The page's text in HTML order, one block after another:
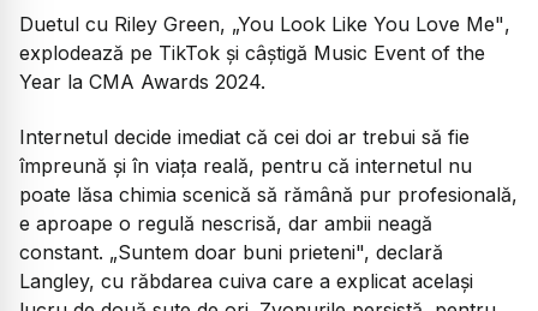
Duetul cu Riley Green, „You Look Like You Love Me",
explodează pe TikTok și câștigă Music Event of the
Year la CMA Awards 2024.
Internetul decide imediat că cei doi ar trebui să fie
împreună și în viața reală, pentru că internetul nu
poate lăsa chimia scenică să rămână pur profesională,
e aproape o regulă nescrisă, dar ambii neagă
constant. „Suntem doar buni prieteni", declară
Langley, cu răbdarea cuiva care a explicat același